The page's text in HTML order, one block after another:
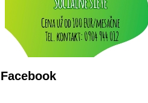
Facebook